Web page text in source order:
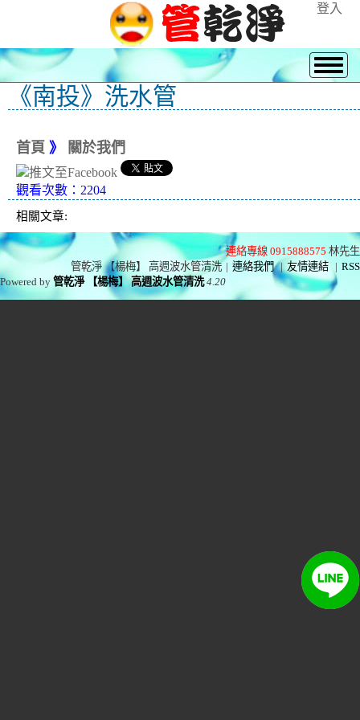
登入
《南投》洗水管
首頁 》 關於我們
觀看次數：2204
相關文章:
連絡專線 0915888575 林先生
管乾淨 【楊梅】 高週波水管清洗 | 連絡我們 | 友情連結 | RSS
Powered by管乾淨 【楊梅】 高週波水管清洗 4.20